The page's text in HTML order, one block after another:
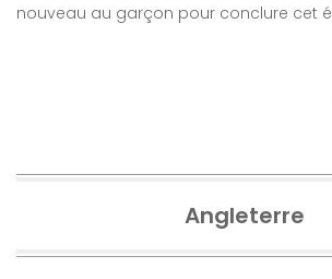
nouveau au garçon pour conclure cet
Angleterre